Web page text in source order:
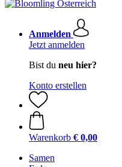
Anmelden
Jetzt anmelden
Bist du neu hier?
Konto erstellen
Warenkorb € 0,00
Samen